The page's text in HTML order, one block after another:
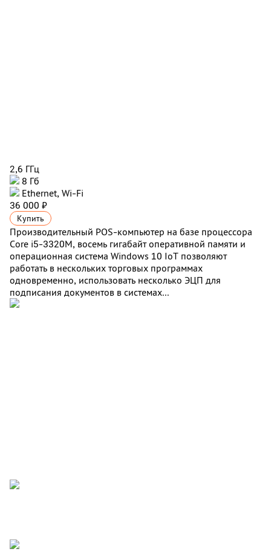
2,6 ГГц
8 Гб
Ethernet, Wi-Fi
36 000 ₽
Купить
Производительный POS-компьютер на базе процессора
Core i5-3320M, восемь гигабайт оперативной памяти и
операционная система Windows 10 IoT позволяют
работать в нескольких торговых программах
одновременно, использовать несколько ЭЦП для
подписания документов в системах...